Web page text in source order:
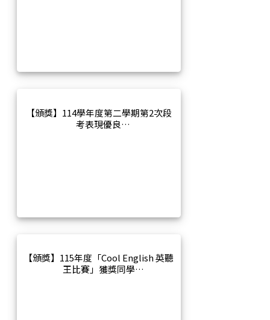
【頒獎】114學年度第二學期第2次段
考表現優良
【頒獎】115年度「Cool English 英聽
王比賽」獲獎同學